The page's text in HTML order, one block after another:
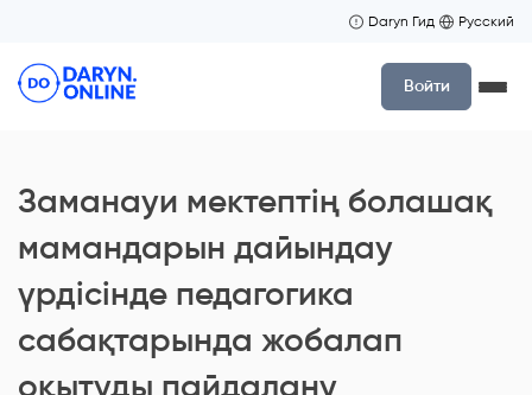
Daryn Гид Русский
Войти
Заманауи мектептің болашақ
мамандарын дайындау
үрдісінде педагогика
сабақтарында жобалап
оқытуды пайдалану